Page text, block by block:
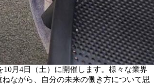
月4日（土）に開催します。様々な業界
ながら、自分の未来の働き方について思